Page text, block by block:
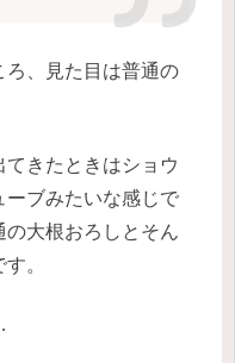
ろ、見た目は普通の
きたときはショウ
ーブみたいな感じで
大根おろしとそん
。